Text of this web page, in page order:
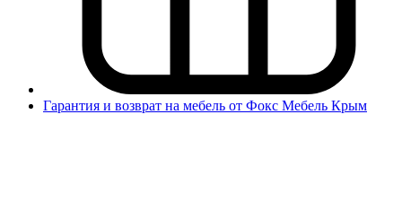
Гарантия и возврат на мебель от Фокс Мебель Крым